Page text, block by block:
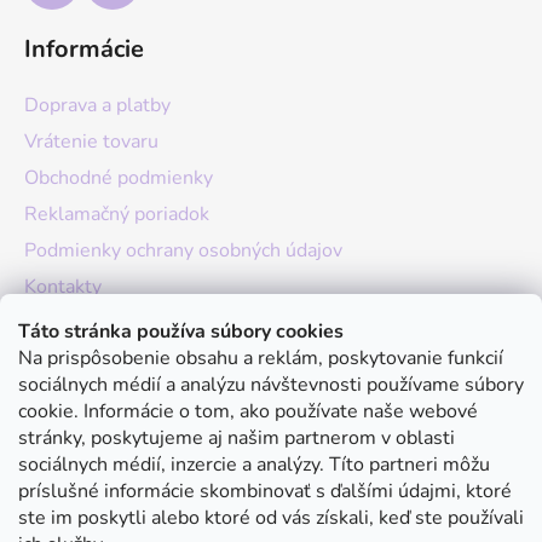
Táto stránka používa súbory cookies
Na prispôsobenie obsahu a reklám, poskytovanie funkcií
sociálnych médií a analýzu návštevnosti používame súbory
cookie. Informácie o tom, ako používate naše webové
stránky, poskytujeme aj našim partnerom v oblasti
sociálnych médií, inzercie a analýzy. Títo partneri môžu
príslušné informácie skombinovať s ďalšími údajmi, ktoré
ste im poskytli alebo ktoré od vás získali, keď ste používali
Informácie
Doprava a platby
Vrátenie tovaru
Obchodné podmienky
Reklamačný poriadok
Podmienky ochrany osobných údajov
Kontakty
O nás
Hodnotenie obchodu
Moja objednávka
Instagram